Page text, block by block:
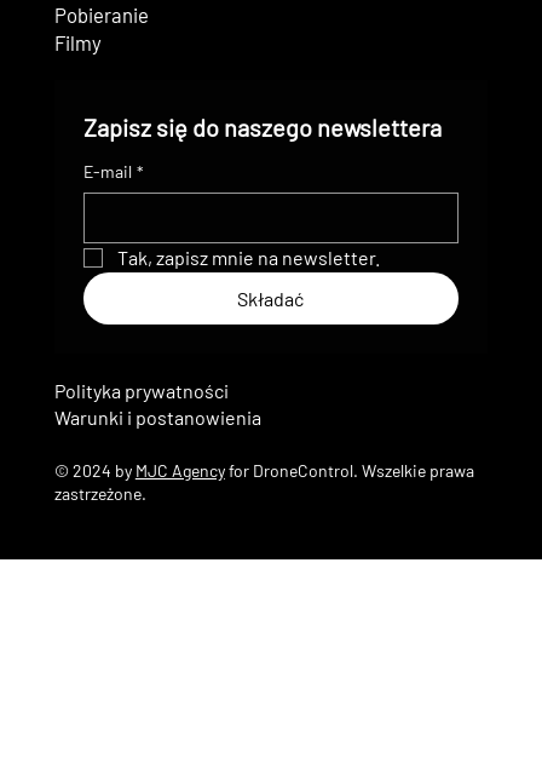
Pobieranie
Filmy
Zapisz się do naszego newslettera
E-mail *
Tak, zapisz mnie na newsletter.
Składać
© 2024 by MJC Agencyfor DroneControl. Wszelkie prawa
zastrzeżone.
Warunki i postanowienia
Polityka prywatności